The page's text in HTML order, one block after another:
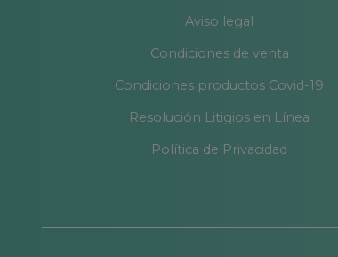
Aviso legal
Condiciones de venta
Condiciones productos Covid-19
Resolución Litigios en Línea
Política de Privacidad